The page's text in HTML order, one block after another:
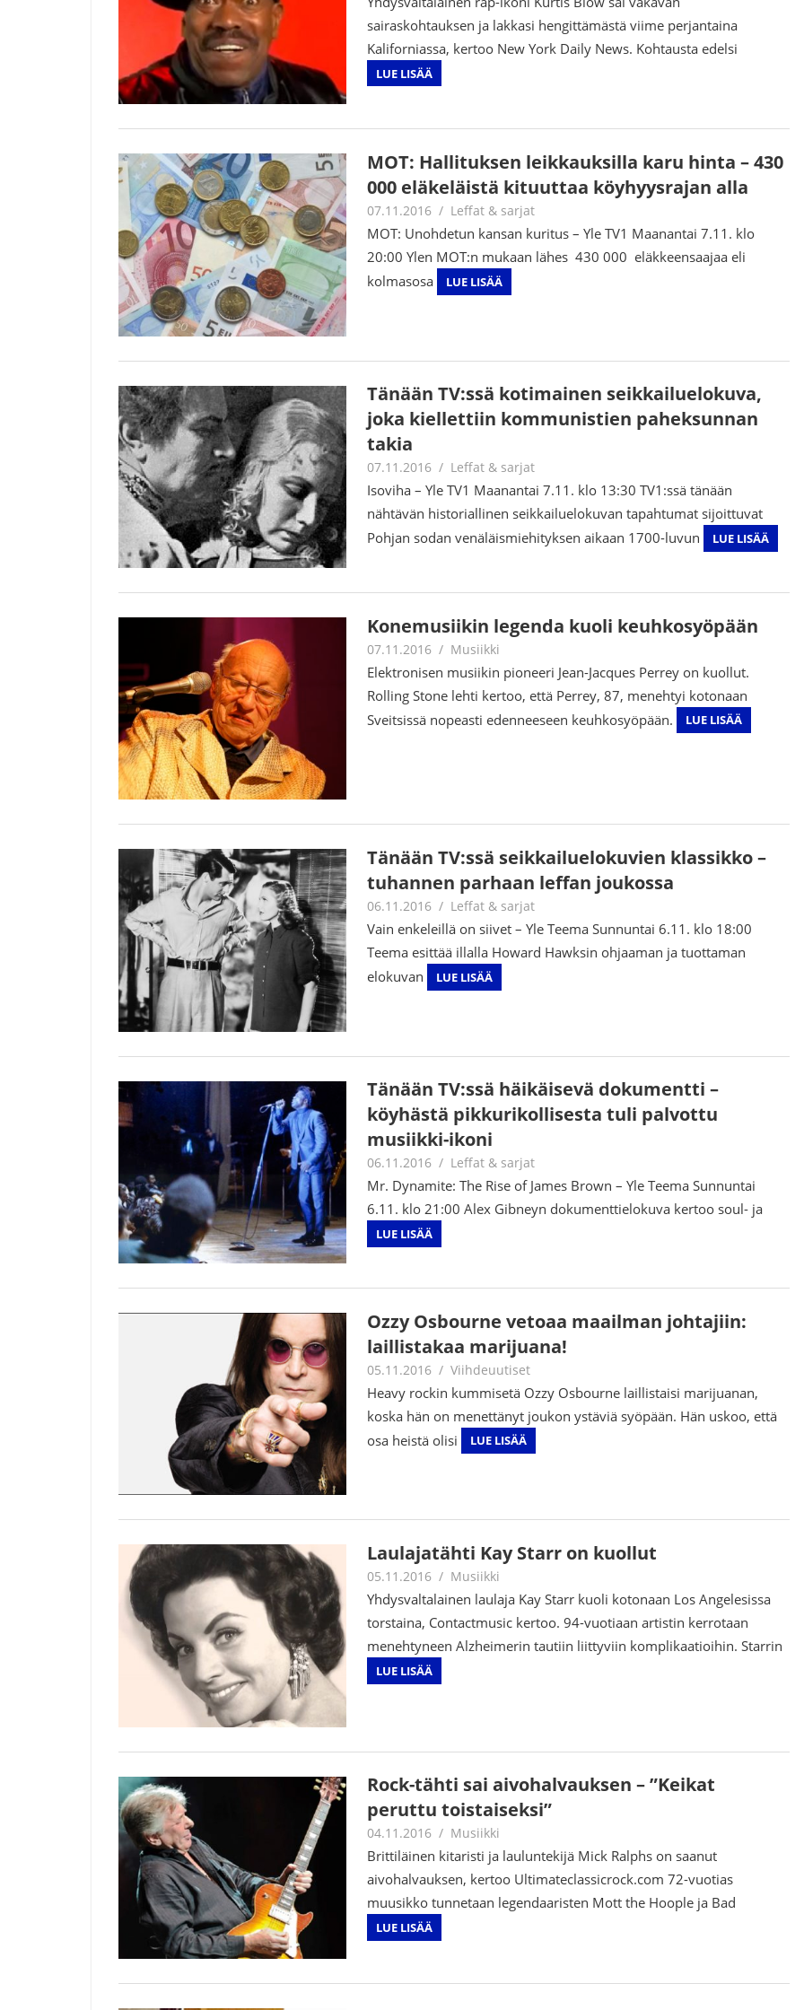
sairaskohtauksen ja lakkasi hengittämästä viime perjantaina
Kaliforniassa, kertoo New York Daily News. Kohtausta edelsi
LUE LISÄÄ
MOT: Hallituksen leikkauksilla karu hinta – 430
000 eläkeläistä kituuttaa köyhyysrajan alla
07.11.2016 Jouni Hirn
Leffat & sarjat
MOT: Unohdetun kansan kuritus – Yle TV1 Maanantai 7.11. klo
20:00 Ylen MOT:n mukaan lähes 430 000 eläkkeensaajaa eli
kolmasosa
LUE LISÄÄ
Tänään TV:ssä kotimainen seikkailuelokuva,
joka kiellettiin kommunistien paheksunnan
takia
07.11.2016 Jouni Hirn
Leffat & sarjat
Isoviha – Yle TV1 Maanantai 7.11. klo 13:30 TV1:ssä tänään
nähtävän historiallinen seikkailuelokuvan tapahtumat sijoittuvat
Pohjan sodan venäläismiehityksen aikaan 1700-luvun
LUE LISÄÄ
Konemusiikin legenda kuoli keuhkosyöpään
07.11.2016 Jouni Hirn
Musiikki
Elektronisen musiikin pioneeri Jean-Jacques Perrey on kuollut.
Rolling Stone lehti kertoo, että Perrey, 87, menehtyi kotonaan
Sveitsissä nopeasti edenneeseen keuhkosyöpään.
LUE LISÄÄ
Tänään TV:ssä seikkailuelokuvien klassikko –
tuhannen parhaan leffan joukossa
06.11.2016 Jouni Hirn
Leffat & sarjat
Vain enkeleillä on siivet – Yle Teema Sunnuntai 6.11. klo 18:00
Teema esittää illalla Howard Hawksin ohjaaman ja tuottaman
elokuvan
LUE LISÄÄ
Tänään TV:ssä häikäisevä dokumentti –
köyhästä pikkurikollisesta tuli palvottu
musiikki-ikoni
06.11.2016 Jouni Hirn
Leffat & sarjat
Mr. Dynamite: The Rise of James Brown – Yle Teema Sunnuntai
6.11. klo 21:00 Alex Gibneyn dokumenttielokuva kertoo soul- ja
LUE LISÄÄ
Ozzy Osbourne vetoaa maailman johtajiin:
laillistakaa marijuana!
05.11.2016 Jouni Hirn
Viihdeuutiset
Heavy rockin kummisetä Ozzy Osbourne laillistaisi marijuanan,
koska hän on menettänyt joukon ystäviä syöpään. Hän uskoo, että
osa heistä olisi
LUE LISÄÄ
Laulajatähti Kay Starr on kuollut
05.11.2016 Jouni Hirn
Musiikki
Yhdysvaltalainen laulaja Kay Starr kuoli kotonaan Los Angelesissa
torstaina, Contactmusic kertoo. 94-vuotiaan artistin kerrotaan
menehtyneen Alzheimerin tautiin liittyviin komplikaatioihin. Starrin
LUE LISÄÄ
Rock-tähti sai aivohalvauksen – ”Keikat
peruttu toistaiseksi”
04.11.2016 Jouni Hirn
Musiikki
Brittiläinen kitaristi ja lauluntekijä Mick Ralphs on saanut
aivohalvauksen, kertoo Ultimateclassicrock.com 72-vuotias
muusikko tunnetaan legendaaristen Mott the Hoople ja Bad
LUE LISÄÄ